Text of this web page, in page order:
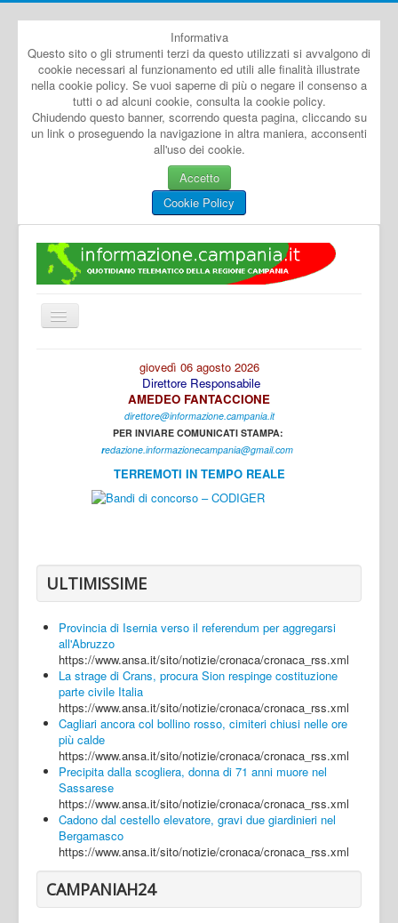
Informativa
Questo sito o gli strumenti terzi da questo utilizzati si avvalgono di
cookie necessari al funzionamento ed utili alle finalità illustrate
nella cookie policy. Se vuoi saperne di più o negare il consenso a
tutti o ad alcuni cookie, consulta la cookie policy.
Chiudendo questo banner, scorrendo questa pagina, cliccando su
un link o proseguendo la navigazione in altra maniera, acconsenti
all'uso dei cookie.
Accetto
Cookie Policy
Cambia
navigazione
Caserta
Napoli
Salerno
Login
giovedì 06 agosto 2026
Direttore Responsabile
AMEDEO FANTACCIONE
direttore@informazione.campania.it
PER INVIARE COMUNICATI STAMPA:
redazione.informazionecampania@gmail.com
TERREMOTI IN TEMPO REALE
ULTIMISSIME
Provincia di Isernia verso il referendum per aggregarsi
all'Abruzzo
https://www.ansa.it/sito/notizie/cronaca/cronaca_rss.xml
La strage di Crans, procura Sion respinge costituzione
parte civile Italia
https://www.ansa.it/sito/notizie/cronaca/cronaca_rss.xml
Cagliari ancora col bollino rosso, cimiteri chiusi nelle ore
più calde
https://www.ansa.it/sito/notizie/cronaca/cronaca_rss.xml
Precipita dalla scogliera, donna di 71 anni muore nel
Sassarese
https://www.ansa.it/sito/notizie/cronaca/cronaca_rss.xml
Cadono dal cestello elevatore, gravi due giardinieri nel
Bergamasco
https://www.ansa.it/sito/notizie/cronaca/cronaca_rss.xml
CAMPANIAH24